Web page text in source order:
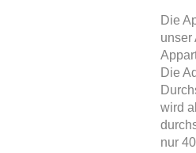
Die
unser
Die
wird
nur